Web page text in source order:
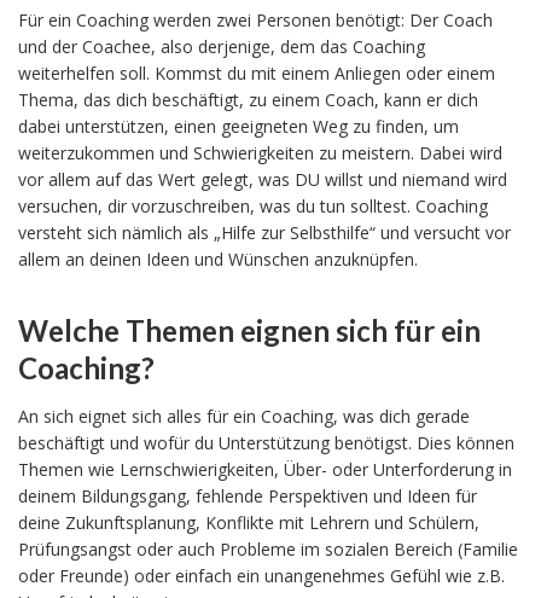
Für ein Coaching werden zwei Personen benötigt: Der Coach
und der Coachee, also derjenige, dem das Coaching
weiterhelfen soll. Kommst du mit einem Anliegen oder einem
Thema, das dich beschäftigt, zu einem Coach, kann er dich
dabei unterstützen, einen geeigneten Weg zu finden, um
weiterzukommen und Schwierigkeiten zu meistern. Dabei wird
vor allem auf das Wert gelegt, was DU willst und niemand wird
versuchen, dir vorzuschreiben, was du tun solltest. Coaching
versteht sich nämlich als „Hilfe zur Selbsthilfe“ und versucht vor
allem an deinen Ideen und Wünschen anzuknüpfen.
Welche Themen eignen sich für ein
Coaching?
An sich eignet sich alles für ein Coaching, was dich gerade
beschäftigt und wofür du Unterstützung benötigst. Dies können
Themen wie Lernschwierigkeiten, Über- oder Unterforderung in
deinem Bildungsgang, fehlende Perspektiven und Ideen für
deine Zukunftsplanung, Konflikte mit Lehrern und Schülern,
Prüfungsangst oder auch Probleme im sozialen Bereich (Familie
oder Freunde) oder einfach ein unangenehmes Gefühl wie z.B.